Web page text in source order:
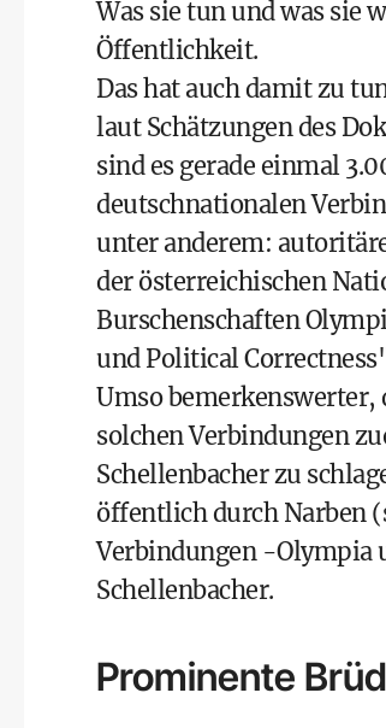
Was sie tun und was sie
Öffentlichkeit.
Das hat auch damit zu
laut Schätzungen des
sind es gerade einmal
deutschnationalen
unter anderem:
der österreichischen
Burschenschaften
und Political
Umso bemerkenswerter,
solchen Verbindungen
Schellenbacher zu
öffentlich durch Narben
Verbindungen -Olympia
Schellenbacher.
Prominente